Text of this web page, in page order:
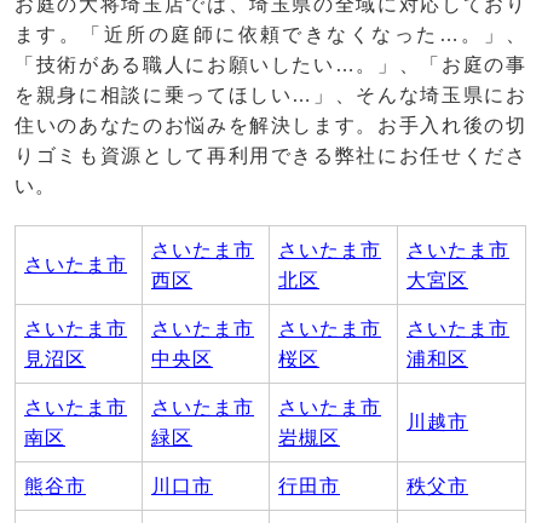
お庭の大将埼玉店では、埼玉県の全域に対応しており
ます。「近所の庭師に依頼できなくなった…。」、
「技術がある職人にお願いしたい…。」、「お庭の事
を親身に相談に乗ってほしい…」、そんな埼玉県にお
住いのあなたのお悩みを解決します。お手入れ後の切
りゴミも資源として再利用できる弊社にお任せくださ
い。
さいたま市
さいたま市
西区
さいたま市
北区
さいたま市
大宮区
さいたま市
見沼区
さいたま市
中央区
さいたま市
桜区
さいたま市
浦和区
さいたま市
南区
さいたま市
緑区
さいたま市
岩槻区
川越市
熊谷市 川口市 行田市 秩父市